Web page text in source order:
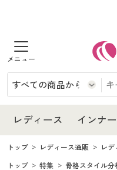
商品を探す
レディース
レディースファッション
インナー・下着
インナー・下着通販すべて
メンズ
レディース インナ
レディース
レディース通販すべて
レディースファッション
インナー・下着
インナー・下着通販すべて
女性下着
メンズ
メンズ通販すべて
家電・雑貨
トップ レディース通販 レ
トップ
特集 骨格スタイル